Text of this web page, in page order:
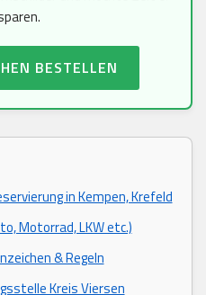
BESTELLEN
in Kempen, Krefeld
Motorrad, LKW etc.)
& Regeln
Kreis Viersen